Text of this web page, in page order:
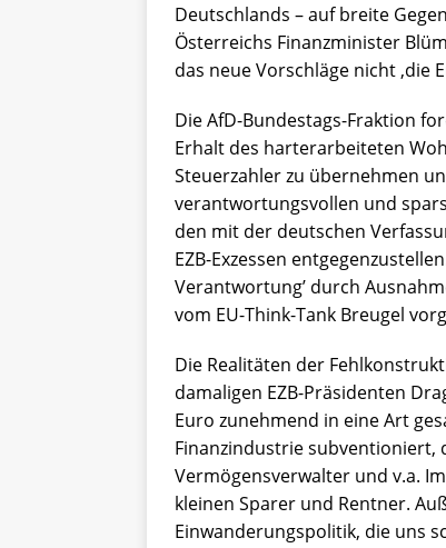
Deutschlands – auf breite
Österreichs Finanzminister
das neue Vorschläge nicht ,die
Die AfD-Bundestags-Fraktion
Erhalt des harterarbeiteten
Steuerzahler zu übernehmen
verantwortungsvollen und
den mit der deutschen
EZB-Exzessen
Verantwortung’ durch
vom EU-Think-Tank Breugel
Die Realitäten der
damaligen EZB-Präsidenten
Euro zunehmend in eine Art
Finanzindustrie subventioniert,
Vermögensverwalter und v.a.
kleinen Sparer und Rentner.
Einwanderungspolitik, die uns